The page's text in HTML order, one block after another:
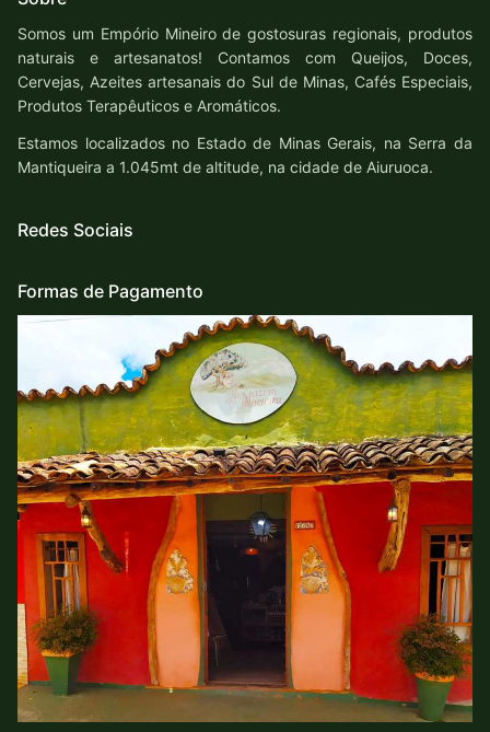
Somos um Empório Mineiro de gostosuras regionais, produtos
naturais e artesanatos! Contamos com Queijos, Doces,
Cervejas, Azeites artesanais do Sul de Minas, Cafés Especiais,
Produtos Terapêuticos e Aromáticos.
Estamos localizados no Estado de Minas Gerais, na Serra da
Mantiqueira a 1.045mt de altitude, na cidade de Aiuruoca.
Redes Sociais
Formas de Pagamento